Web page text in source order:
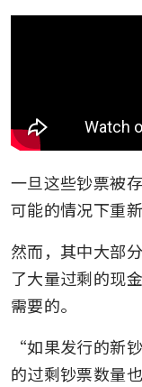
一旦这些钞票被
可能的情况下重
然而，其中大部
了大量过剩的现
需要的。
“如果发行的新
的过剩钞票数量